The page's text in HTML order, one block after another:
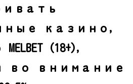
казино,
(18+),
во внимание